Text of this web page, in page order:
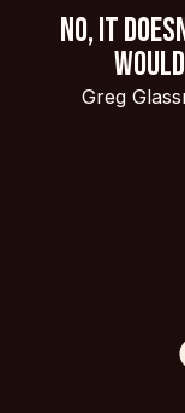
No, it
Greg